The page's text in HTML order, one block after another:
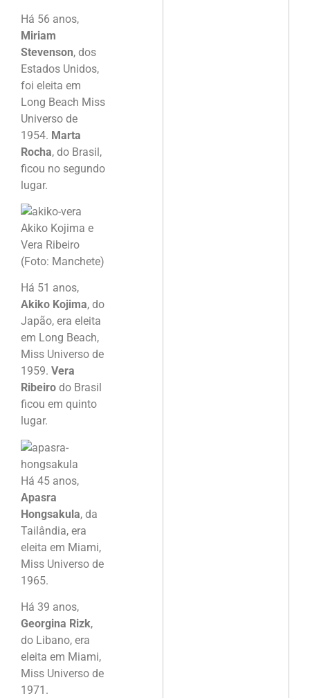
Há 56 anos,
Miriam
Stevenson, dos
Estados Unidos,
foi eleita em
Long Beach Miss
Universo de
1954. Marta
Rocha, do Brasil,
ficou no segundo
lugar.
Akiko Kojima e
Vera Ribeiro
(Foto: Manchete)
Há 51 anos,
Akiko Kojima, do
Japão, era eleita
em Long Beach,
Miss Universo de
1959. Vera
Ribeiro do Brasil
ficou em quinto
lugar.
Há 45 anos,
Apasra
Hongsakula, da
Tailândia, era
eleita em Miami,
Miss Universo de
1965.
Há 39 anos,
Georgina Rizk,
do Libano, era
eleita em Miami,
Miss Universo de
1971.